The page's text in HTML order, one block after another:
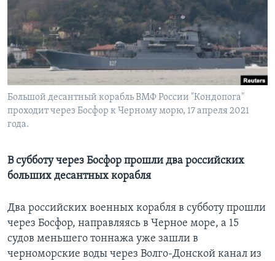
Learning English
СОЦИАЛЬНЫЕ СЕТИ
Языки
Большой десантный корабль ВМФ России "Кондопога"
проходит через Босфор к Черному морю, 17 апреля 2021
года.
В субботу через Босфор прошли два российских
больших десантных корабля
Два российских военных корабля в субботу прошли
через Босфор, направляясь в Черное море, а 15
судов меньшего тоннажа уже зашли в
черноморские воды через Волго-Донской канал из